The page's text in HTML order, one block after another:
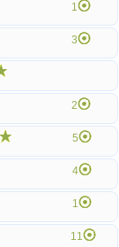
1
3
2
5
4
1
11